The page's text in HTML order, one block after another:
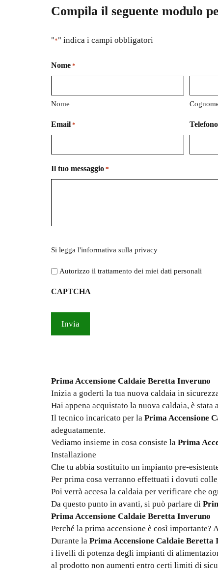
Compila il seguente modulo
"*" indica i campi obbligatori
Nome *
Nome
Email * Telefono
Il tuo messaggio *
legga
l'informativa
privacy
Si legga l'informativa sulla privacy
Autorizzo il trattamento dei miei dati personali
CAPTCHA
Prima Accensione Caldaie Beretta Inveruno
Inizia a goderti la tua nuova caldaia in
Hai appena acquistato la nuova caldaia, è
Il tecnico incaricato per la Prima Accensione
adeguatamente.
Vediamo insieme in cosa consiste la Prima
Installazione
Che tu abbia sostituito un impianto pre-
Per prima cosa verranno effettuati i dovuti
Poi verrà accesa la caldaia per verificare che
Da questo punto in avanti, si può parlare di
Prima Accensione Caldaie Beretta Inveruno
Perché la prima accensione è così
Durante la Prima Accensione Caldaie Beretta
i livelli di potenza degli impianti di
al prodotto non aumenti entro certi limiti di